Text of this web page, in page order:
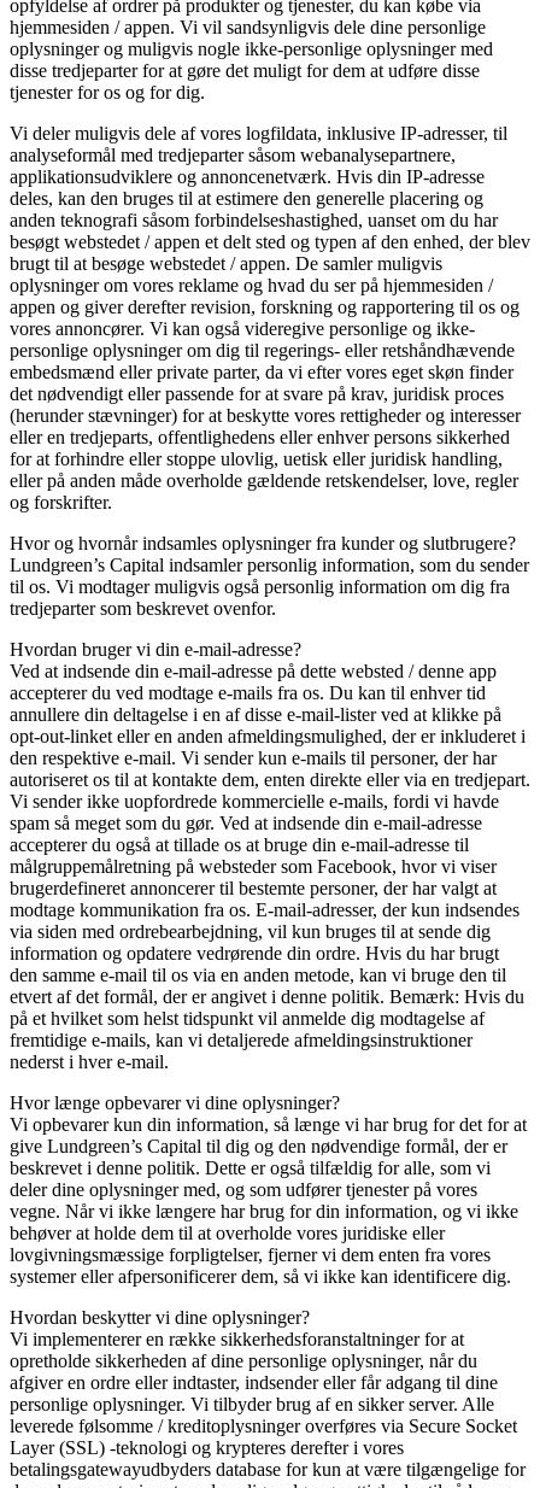
opfyldelse af ordrer på produkter og tjenester, du kan købe via
hjemmesiden / appen. Vi vil sandsynligvis dele dine personlige
oplysninger og muligvis nogle ikke-personlige oplysninger med
disse tredjeparter for at gøre det muligt for dem at udføre disse
tjenester for os og for dig.
Vi deler muligvis dele af vores logfildata, inklusive IP-adresser, til
analyseformål med tredjeparter såsom webanalysepartnere,
applikationsudviklere og annoncenetværk. Hvis din IP-adresse
deles, kan den bruges til at estimere den generelle placering og
anden teknografi såsom forbindelseshastighed, uanset om du har
besøgt webstedet / appen et delt sted og typen af ​​den enhed, der blev
brugt til at besøge webstedet / appen. De samler muligvis
oplysninger om vores reklame og hvad du ser på hjemmesiden /
appen og giver derefter revision, forskning og rapportering til os og
vores annoncører. Vi kan også videregive personlige og ikke-
personlige oplysninger om dig til regerings- eller retshåndhævende
embedsmænd eller private parter, da vi efter vores eget skøn finder
det nødvendigt eller passende for at svare på krav, juridisk proces
(herunder stævninger) for at beskytte vores rettigheder og interesser
eller en tredjeparts, offentlighedens eller enhver persons sikkerhed
for at forhindre eller stoppe ulovlig, uetisk eller juridisk handling,
eller på anden måde overholde gældende retskendelser, love, regler
og forskrifter.
Hvor og hvornår indsamles oplysninger fra kunder og slutbrugere?
Lundgreen’s Capital indsamler personlig information, som du sender
til os. Vi modtager muligvis også personlig information om dig fra
tredjeparter som beskrevet ovenfor.
Hvordan bruger vi din e-mail-adresse?
Ved at indsende din e-mail-adresse på dette websted / denne app
accepterer du ved modtage e-mails fra os. Du kan til enhver tid
annullere din deltagelse i en af ​​disse e-mail-lister ved at klikke på
opt-out-linket eller en anden afmeldingsmulighed, der er inkluderet i
den respektive e-mail. Vi sender kun e-mails til personer, der har
autoriseret os til at kontakte dem, enten direkte eller via en tredjepart.
Vi sender ikke uopfordrede kommercielle e-mails, fordi vi havde
spam så meget som du gør. Ved at indsende din e-mail-adresse
accepterer du også at tillade os at bruge din e-mail-adresse til
målgruppemålretning på websteder som Facebook, hvor vi viser
brugerdefineret annoncerer til bestemte personer, der har valgt at
modtage kommunikation fra os. E-mail-adresser, der kun indsendes
via siden med ordrebearbejdning, vil kun bruges til at sende dig
information og opdatere vedrørende din ordre. Hvis du har brugt
den samme e-mail til os via en anden metode, kan vi bruge den til
etvert af det formål, der er angivet i denne politik. Bemærk: Hvis du
på et hvilket som helst tidspunkt vil anmelde dig modtagelse af
fremtidige e-mails, kan vi detaljerede afmeldingsinstruktioner
nederst i hver e-mail.
Hvor længe opbevarer vi dine oplysninger?
Vi opbevarer kun din information, så længe vi har brug for det for at
give Lundgreen’s Capital til dig og den nødvendige formål, der er
beskrevet i denne politik. Dette er også tilfældig for alle, som vi
deler dine oplysninger med, og som udfører tjenester på vores
vegne. Når vi ikke længere har brug for din information, og vi ikke
behøver at holde dem til at overholde vores juridiske eller
lovgivningsmæssige forpligtelser, fjerner vi dem enten fra vores
systemer eller afpersonificerer dem, så vi ikke kan identificere dig.
Hvordan beskytter vi dine oplysninger?
Vi implementerer en række sikkerhedsforanstaltninger for at
opretholde sikkerheden af ​​dine personlige oplysninger, når du
afgiver en ordre eller indtaster, indsender eller får adgang til dine
personlige oplysninger. Vi tilbyder brug af en sikker server. Alle
leverede følsomme / kreditoplysninger overføres via Secure Socket
Layer (SSL) -teknologi og krypteres derefter i vores
betalingsgatewayudbyders database for kun at være tilgængelige for